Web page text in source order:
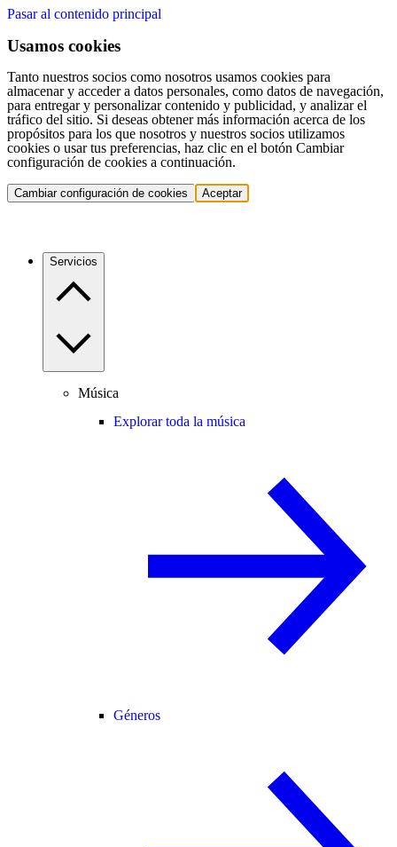
Pasar al contenido principal
Usamos cookies
Tanto nuestros socios como nosotros usamos cookies para
almacenar y acceder a datos personales, como datos de navegación,
para entregar y personalizar contenido y publicidad, y analizar el
tráfico del sitio. Si deseas obtener más información acerca de los
propósitos para los que nosotros y nuestros socios utilizamos
cookies o usar tus preferencias, haz clic en el botón Cambiar
configuración de cookies a continuación.
Cambiar configuración de cookies Aceptar
Servicios
Música
Explorar toda la música
Géneros